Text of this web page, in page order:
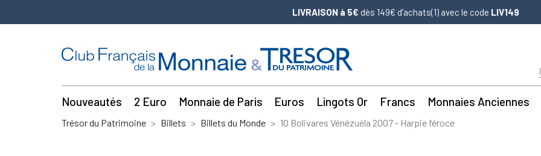
LIVRAISON à 5€ dès 149€ d’achats(1) avec le code LIV149
Nouveautés 2 Euro Monnaie de Paris Euros Lingots Or Francs Monnaies Anciennes
Trésor du Patrimoine Billets Billets du Monde 10 Bolivares Vénézuéla 2007 - Harpie féroce